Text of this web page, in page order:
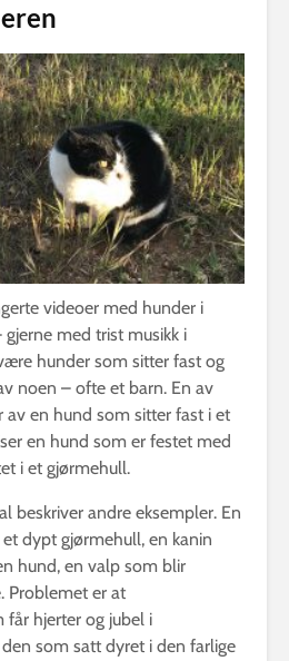
videoer med hunder i
med trist musikk i
hunder som sitter fast og
noen – ofte et barn. En av
av en hund som sitter fast i et
en hund som er festet med
i et gjørmehull.
beskriver andre eksempler. En
dypt gjørmehull, en kanin
hund, en valp som blir
Problemet er at
får hjerter og jubel i
som satt dyret i den farlige